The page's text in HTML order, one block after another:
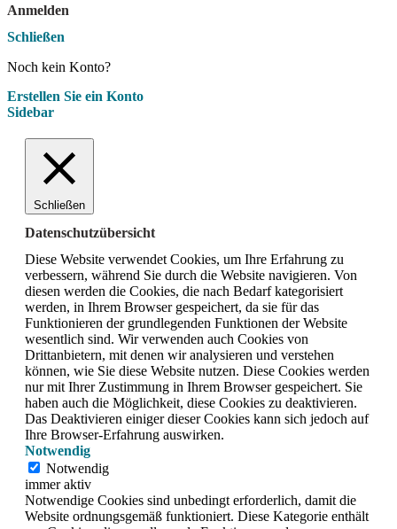
Anmelden
Schließen
Noch kein Konto?
Erstellen Sie ein Konto
Sidebar
Schließen
Datenschutzübersicht
Diese Website verwendet Cookies, um Ihre Erfahrung zu
verbessern, während Sie durch die Website navigieren. Von
diesen werden die Cookies, die nach Bedarf kategorisiert
werden, in Ihrem Browser gespeichert, da sie für das
Funktionieren der grundlegenden Funktionen der Website
wesentlich sind. Wir verwenden auch Cookies von
Drittanbietern, mit denen wir analysieren und verstehen
können, wie Sie diese Website nutzen. Diese Cookies werden
nur mit Ihrer Zustimmung in Ihrem Browser gespeichert. Sie
haben auch die Möglichkeit, diese Cookies zu deaktivieren.
Das Deaktivieren einiger dieser Cookies kann sich jedoch auf
Ihre Browser-Erfahrung auswirken.
Notwendig
Notwendig
immer aktiv
Notwendige Cookies sind unbedingt erforderlich, damit die
Website ordnungsgemäß funktioniert. Diese Kategorie enthält